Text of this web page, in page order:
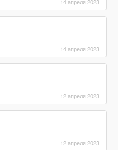
14 апреля 2023
14 апреля 2023
12 апреля 2023
12 апреля 2023